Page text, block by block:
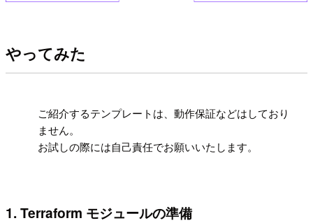
やってみた
ご紹介するテンプレートは、動作保証などはしており
ません。
お試しの際には自己責任でお願いいたします。
1. Terraform モジュールの準備